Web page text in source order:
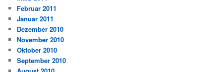
Februar 2011
Januar 2011
Dezember 2010
November 2010
Oktober 2010
September 2010